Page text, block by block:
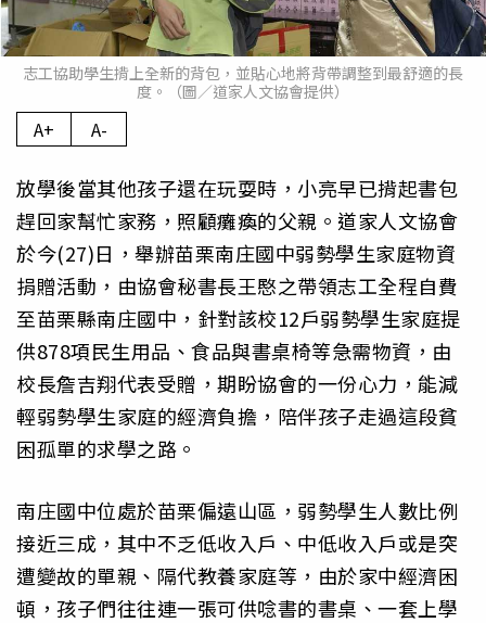
志工協助學生揹上全新的背包，並貼心地將背帶調整到最舒適的長
度。（圖／道家人文協會提供）
A+ A-
放學後當其他孩子還在玩耍時，小亮早已揹起書包
趕回家幫忙家務，照顧癱瘓的父親。道家人文協會
於今(27)日，舉辦苗栗南庄國中弱勢學生家庭物資
捐贈活動，由協會秘書長王愍之帶領志工全程自費
至苗栗縣南庄國中，針對該校12戶弱勢學生家庭提
供878項民生用品、食品與書桌椅等急需物資，由
校長詹吉翔代表受贈，期盼協會的一份心力，能減
輕弱勢學生家庭的經濟負擔，陪伴孩子走過這段貧
困孤單的求學之路。
南庄國中位處於苗栗偏遠山區，弱勢學生人數比例
接近三成，其中不乏低收入戶、中低收入戶或是突
遭變故的單親、隔代教養家庭等，由於家中經濟困
頓，孩子們往往連一張可供唸書的書桌、一套上學